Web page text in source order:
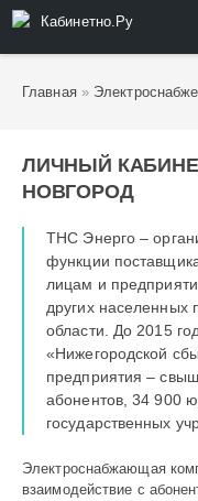
Кабинетно.Ру
Главная»
ЛИЧНЫЙ
НОВГОРОД
ТНС Энерго –
функции
лицам и
других населенных
области. До 2015
«Нижегородской
предприятия –
абонентов, 34 900
государственных
Электроснабжающая
взаимодействие с